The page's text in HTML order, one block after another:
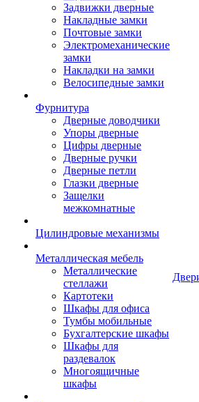
Задвижки дверные
Накладные замки
Почтовые замки
Электромеханические
замки
Накладки на замки
Велосипедные замки
Фурнитура
Дверные доводчики
Упоры дверные
Цифры дверные
Дверные ручки
Дверные петли
Глазки дверные
Защелки
межкомнатные
Цилиндровые механизмы
Металлическая мебель
Металлические
стеллажи
Картотеки
Шкафы для офиса
Тумбы мобильные
Бухгалтерские шкафы
Шкафы для
раздевалок
Многоящичные
шкафы